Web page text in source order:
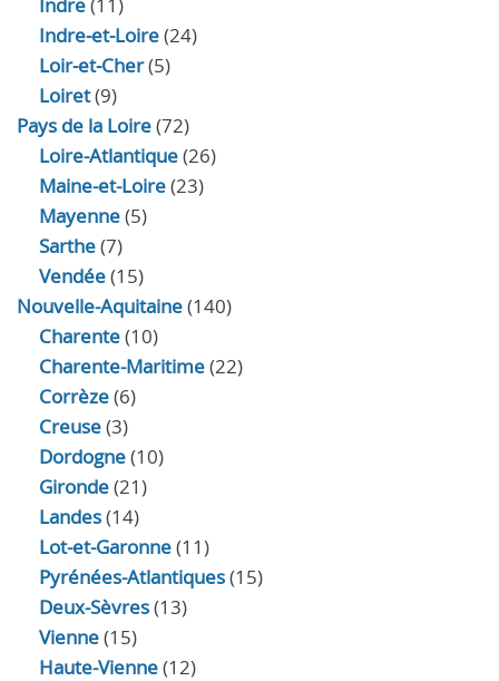
Indre‑et‑Loire(24)
Loir‑et‑Cher(5)
Loiret(9)
Pays de la Loire(72)
Loire-Atlantique(26)
Maine-et-Loire(23)
Mayenne(5)
Sarthe(7)
Vendée(15)
Nouvelle-Aquitaine(140)
Charente(10)
Charente-Maritime(22)
Corrèze(6)
Creuse(3)
Dordogne(10)
Gironde(21)
Landes(14)
Lot-et-Garonne(11)
Pyrénées-Atlantiques(15)
Deux-Sèvres(13)
Vienne(15)
Haute-Vienne(12)